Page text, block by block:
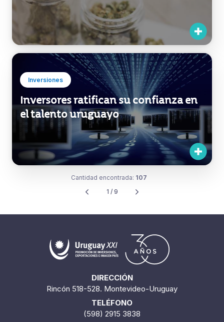
Inversiones
Inversores ratifican su confianza en
el talento uruguayo
Cantidad encontrada:
107
1 / 9
DIRECCIÓN
Rincón 518-528. Montevideo-Uruguay
TELÉFONO
(598) 2915 3838